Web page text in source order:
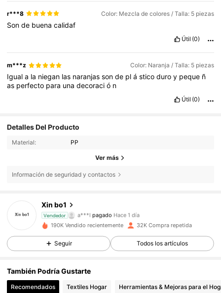
r***8 Color: Mezcla de colores / Talla: 5 piezas
Sonde buenacalidaf
Útil (0)
m***z Color: Naranja / Talla: 5 piezas
Iguala la niegan las naranjassonde plásticoduroy peque ñ
as perfecto para unadecoració n
Útil (0)
Detalles Del Producto
Material: PP
Ver más
Información de seguridad y contactos
Xin bo1
Vendedor
a***l pagado Hace 1 día
seguido haceHace 1 día
4,85 2K Seguidores
4,85
190K Vendido recientemente 32K Compra repetida
Seguir Todos los artículos
También Podría Gustarte
Recomendados Textiles Hogar Herramientas & Mejoras para el